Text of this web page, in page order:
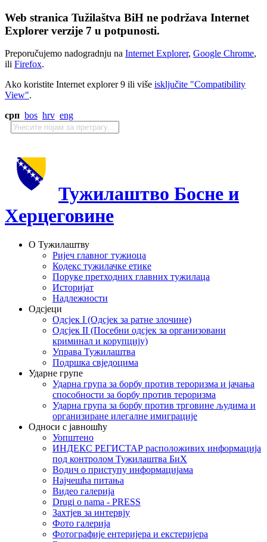
Web stranica Tužilaštva BiH ne podržava Internet
Explorer verzije 7 u potpunosti.
Preporučujemo nadogradnju na Internet Explorer, Google Chrome,
ili Firefox.
Ako koristite Internet explorer 9 ili više isključite "Compatibility
View".
срп bos hrv eng
Тужилаштво Босне и
Херцеговине
О Тужилаштву
Ријеч главног тужиоца
Кодекс тужилачке етике
Поруке претходних главних тужилаца
Историјат
Надлежности
Одсјеци
Одсјек I (Одсјек за ратне злочине)
Одсјек II (Посебни одсјек за организовани
криминал и корупцију)
Управа Тужилаштва
Подршка свједоцима
Ударне групе
Ударна група за борбу против тероризма и јачања
способности за борбу против тероризма
Ударна група за борбу против трговине људима и
организиране илегалне имиграције
Односи с јавношћу
Уопштено
ИНДЕКС РЕГИСТАР расположивих информација
под контролом Тужилаштва БиХ
Водич о приступу информацијама
Најчешћа питања
Видео галерија
Drugi o nama - PRESS
Захтјев за интервју
Фото галерија
Фотографије ентеријера и екстеријера